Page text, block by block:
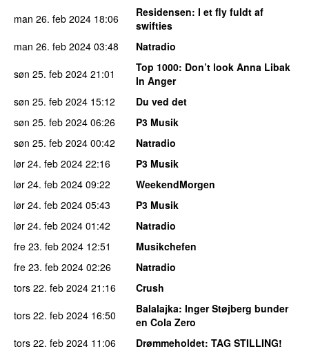
man 26. feb 2024 18:06 Residensen: I et fly fuldt af
swifties
man 26. feb 2024 03:48
Natradio
søn 25. feb 2024 21:01 Top 1000: Don’t look Anna Libak
In Anger
søn 25. feb 2024 15:12
Du ved det
søn 25. feb 2024 06:26
P3 Musik
søn 25. feb 2024 00:42
Natradio
lør 24. feb 2024 22:16
P3 Musik
lør 24. feb 2024 09:22
WeekendMorgen
lør 24. feb 2024 05:43
P3 Musik
lør 24. feb 2024 01:42
Natradio
fre 23. feb 2024 12:51
Musikchefen
fre 23. feb 2024 02:26
Natradio
tors 22. feb 2024 21:16
Crush
tors 22. feb 2024 16:50 Balalajka: Inger Støjberg bunder
en Cola Zero
tors 22. feb 2024 11:06 Drømmeholdet: TAG STILLING!